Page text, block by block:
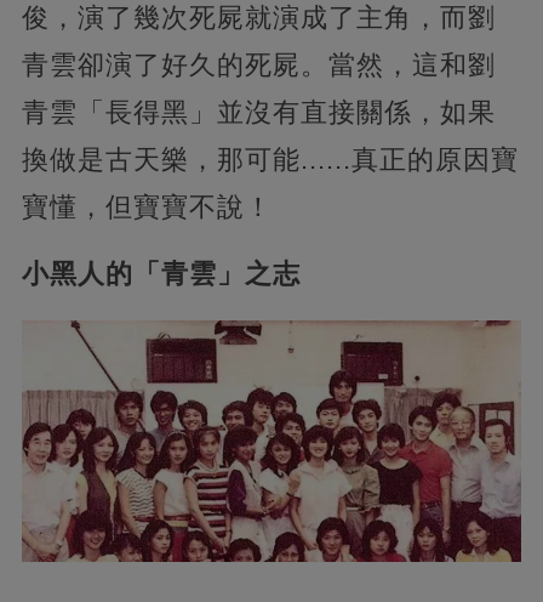
俊，演了幾次死屍就演成了主角，而劉
青雲卻演了好久的死屍。當然，這和劉
青雲「長得黑」並沒有直接關係，如果
換做是古天樂，那可能......真正的原因寶
寶懂，但寶寶不說！
小黑人的「青雲」之志